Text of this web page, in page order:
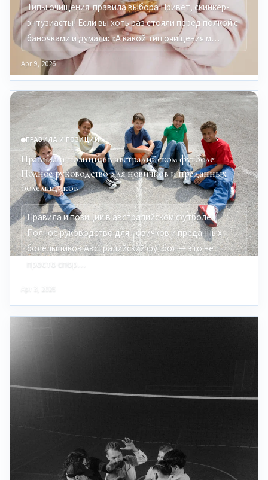
Типы очищения: правила выбора Привет, скинкер-
энтузиасты! Если вы хоть раз стояли перед полкой с
баночками и думали: «А какой тип очищения м…
Apr 9, 2026
ПРАВИЛА И ПОЗИЦИИ
Правила и позиции в австралийском футболе:
Полное руководство для новичков и преданных
болельщиков
Правила и позиции в австралийском футболе:
Полное руководство для новичков и преданных
болельщиков Австралийский футбол — это не
просто спор…
Apr 3, 2026